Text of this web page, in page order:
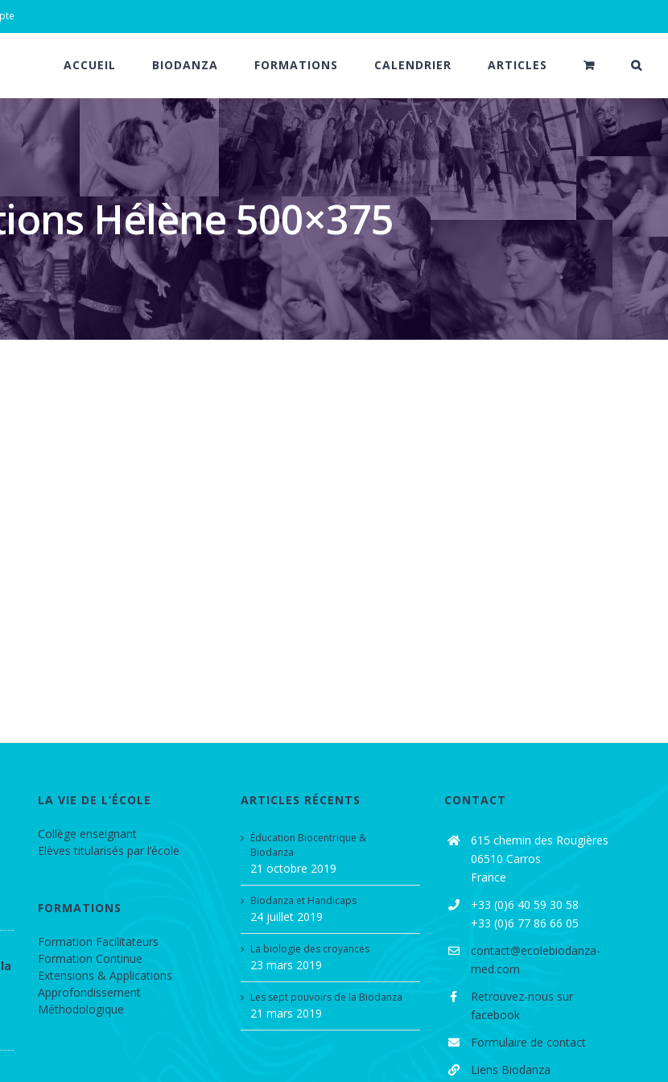
ACCUEIL BIODANZA FORMATIONS CALENDRIER ARTICLES
Hélène 500×375
LA VIE DE L’ÉCOLE
Collège enseignant
Elèves titularisés par l’école
FORMATIONS
Formation Facilitateurs
Formation Continue
Extensions & Applications
Approfondissement
Méthodologique
ARTICLES RÉCENTS
Éducation Biocentrique &
Biodanza
21 octobre 2019
Biodanza et Handicaps
24 juillet 2019
La biologie des croyances
23 mars 2019
Les sept pouvoirs de la Biodanza
21 mars 2019
CONTACT
615 chemin des Rougières
06510 Carros
France
+33 (0)6 40 59 30 58
+33 (0)6 77 86 66 05
contact@ecolebiodanza-
med.com
Retrouvez-nous sur
facebook
Formulaire de contact
Liens Biodanza